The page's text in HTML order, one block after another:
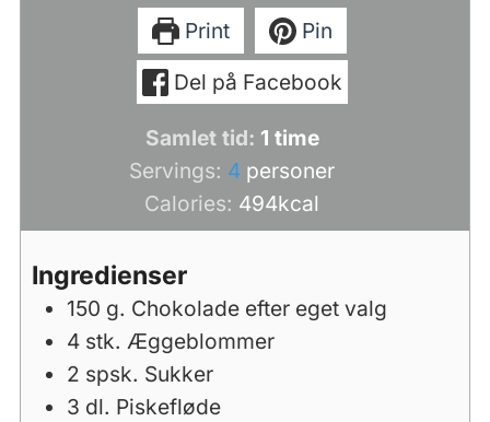
Print
Pin
Del på Facebook
Samlet tid: 1time
time
Servings: 4 personer
Calories: 494kcal
Ingredienser
150 g. Chokolade efter eget valg
4 stk. Æggeblommer
2 spsk. Sukker
3 dl. Piskefløde